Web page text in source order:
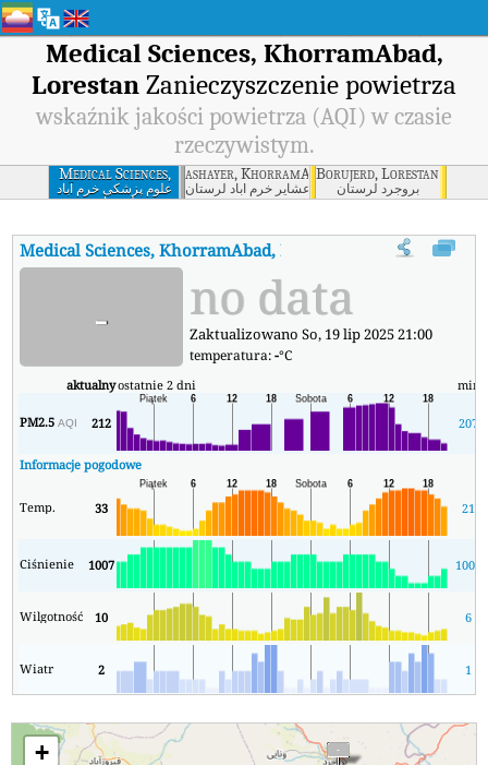
Medical Sciences, KhorramAbad,
Lorestan Zanieczyszczenie powietrza
wskaźnik jakości powietrza (AQI) w czasie
rzeczywistym.
Medical Sciences,
KhorramAbad,
Lorestan
علوم پزشکی خرم آباد
لرستان
ashayer, KhorramAbad, Lorestan
خرم آباد- امور عشایر خرم آباد لرستان
Borujerd, Lorestan
بروجرد لرستان
Medical Sciences, KhorramAbad, Lorestan Medical
- no data
Zaktualizowano So, 19 lip 2025 21:00
temperatura:-°C
aktualnyostatnie 2 dni min
PM2.5AQI 212 207
Informacje pogodowe
Temp. 33 21
Ciśnienie 1007 1005
Wilgotność 10 6
Wiatr 2 1
+